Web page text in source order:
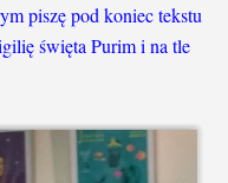
piszę pod koniec tekstu
święta Purim i na tle